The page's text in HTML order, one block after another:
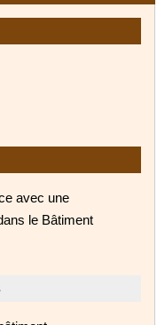
avec une
le Bâtiment